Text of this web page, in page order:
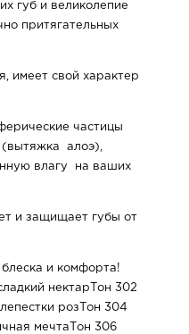
губ и великолепие
притягательных
имеет свой характер
частицы
(вытяжка алоэ),
влагу на ваших
и защищает губы от
и комфорта!
нектарТон 302
розТон 304
мечтаТон 306